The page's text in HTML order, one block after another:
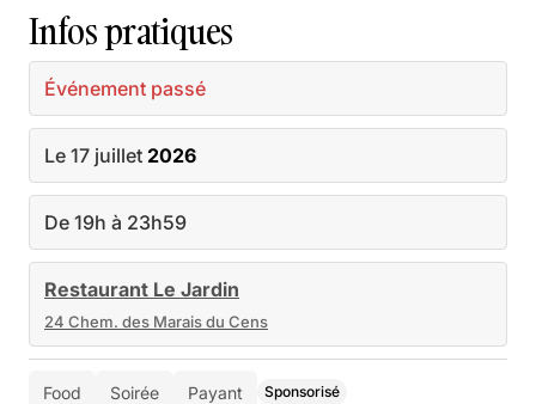
Infos pratiques
Événement passé
Le 17 juillet 2026
De 19h à 23h59
Restaurant Le Jardin
24 Chem. des Marais du Cens
Food Soirée Payant Sponsorisé